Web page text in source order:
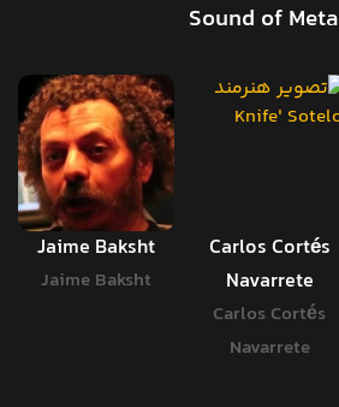
Carlos Cortés
Navarrete
Carlos Cortés
Navarrete
Jaime Baksht
Jaime Baksht